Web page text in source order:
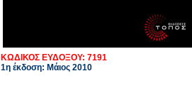
ΚΩΔΙΚΟΣ ΕΥΔΟΞΟΥ: 7191
1η έκδοση: Μάιος 2010